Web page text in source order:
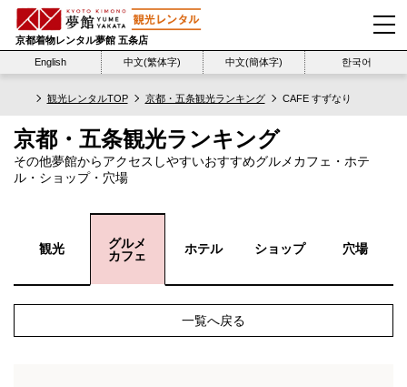
京都着物レンタル夢館 五条店
English
中文(繁体字) 中文(簡体字) 한국어
観光レンタルTOP 京都・五条観光ランキング CAFE すずなり
京都・五条観光ランキング
その他夢館からアクセスしやすいおすすめグルメカフェ・ホテ
ル・ショップ・穴場
観光
グルメ
カフェ
ホテル ショップ 穴場
一覧へ戻る